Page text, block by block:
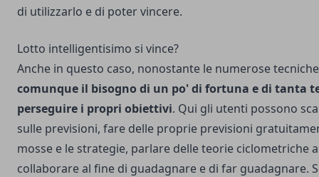
di utilizzarlo e di poter vincere.
Lotto intelligentisimo si vince?
Anche in questo caso, nonostante le numerose
comunque il bisogno di un po' di fortuna e di tanta
perseguire i propri obiettivi. Qui gli utenti possono
sulle previsioni, fare delle proprie previsioni
mosse e le strategie, parlare delle teorie ciclometriche
collaborare al fine di guadagnare e di far guadagnare.